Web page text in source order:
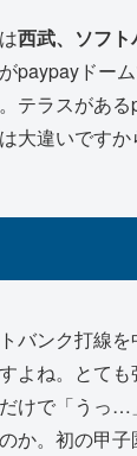
西武、ソフ
paypayドー
テラスがある
大違いですか
バンク打線
よね。とて
けで「うっ…
か。初の甲